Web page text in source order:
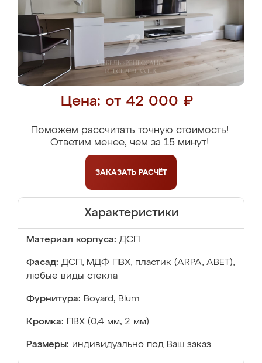
Цена: от 42 000 ₽
Поможем рассчитать точную стоимость!
Ответим менее, чем за 15 минут!
ЗАКАЗАТЬ РАСЧЁТ
Характеристики
Материал корпуса: ДСП
Фасад: ДСП, МДФ ПВХ, пластик (ARPA, ABET),
любые виды стекла
Фурнитура: Boyard, Blum
Кромка: ПВХ (0,4 мм, 2 мм)
Размеры: индивидуально под Ваш заказ